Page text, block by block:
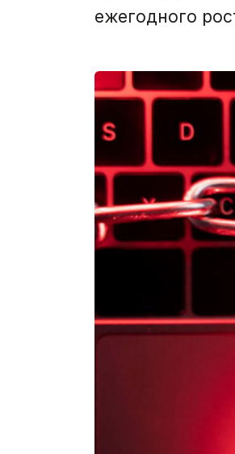
ежегодного